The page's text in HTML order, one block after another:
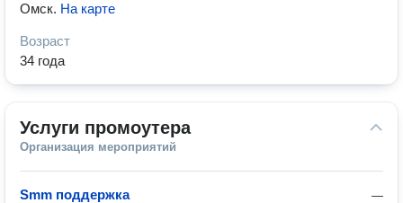
Омск. На карте
Возраст
34 года
Услуги промоутера
Организация мероприятий
—
Smm поддержка